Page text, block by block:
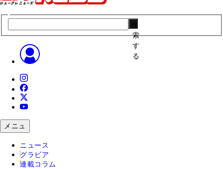
索
す
る
メニュ
ニュース
グラビア
連載コラム